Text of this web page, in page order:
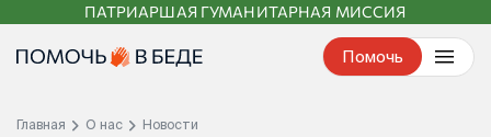
контенту
ПАТРИАРШАЯ ГУМАНИТАРНАЯ МИССИЯ
Помочь
Главная О нас Новости